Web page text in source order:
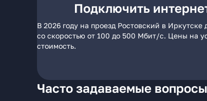
Подключить
В 2026 году на проезд Ростовский в
со скоростью от 100 до 500 Мбит/с. Цены на
стоимость.
Часто задаваемые вопросы